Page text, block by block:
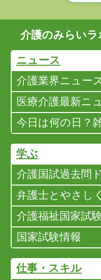
介護のみらい
ニュース
介護業界ニュー
医療介護最新ニ
今日は何の日？
学ぶ
介護国試過去問
弁護士とやさし
介護福祉国家試
国家試験情報
仕事・スキル